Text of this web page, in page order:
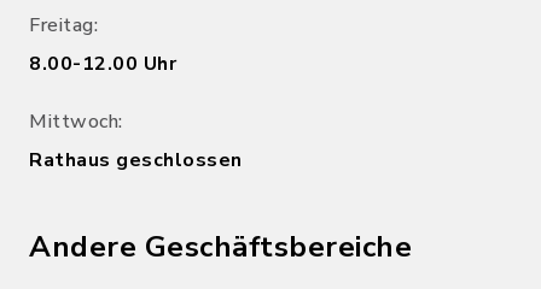
Freitag:
8.00-12.00 Uhr
Mittwoch:
Rathaus geschlossen
Andere Geschäftsbereiche